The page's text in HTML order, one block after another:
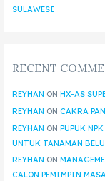
SULAWESI
RECENT
REYHAN ON HX-AS
REYHAN ON CAKRA
REYHAN ON PUPUK
UNTUK TANAMAN
REYHAN ON
CALON PEMIMPIN